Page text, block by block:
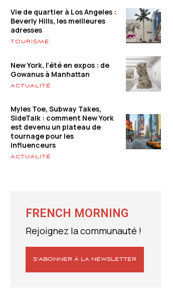
Vie de quartier à Los Angeles :
Beverly Hills, les meilleures
adresses
TOURISME
New York, l’été en expos : de
Gowanus à Manhattan
ACTUALITÉ
Myles Toe, Subway Takes,
SideTalk : comment New York
est devenu un plateau de
tournage pour les
influenceurs
ACTUALITÉ
FRENCH MORNING
Rejoignez la communauté !
S’ABONNER À LA NEWSLETTER